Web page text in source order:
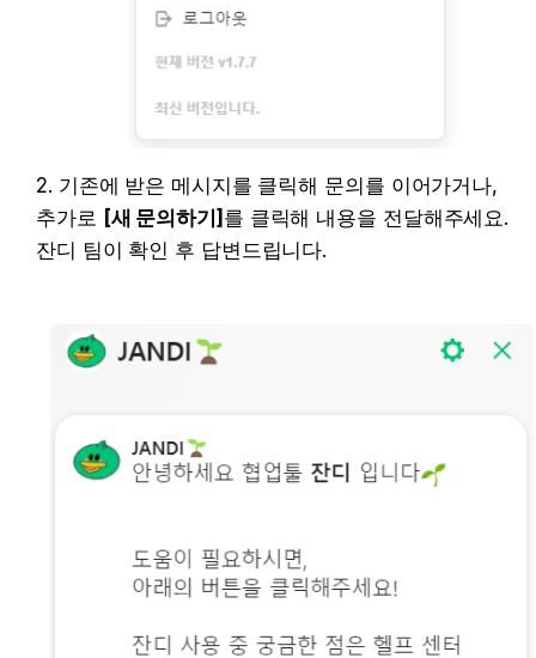
2. 기존에 받은 메시지를 클릭해 문의를 이어가거나,
추가로 [새 문의하기] 를 클릭해 내용을 전달해주세요.
잔디 팀이 확인 후 답변드립니다.